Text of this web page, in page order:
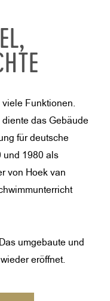
Funktionen.
das Gebäude
für deutsche
1980 als
von Hoek van
umgebaute und
eröffnet.